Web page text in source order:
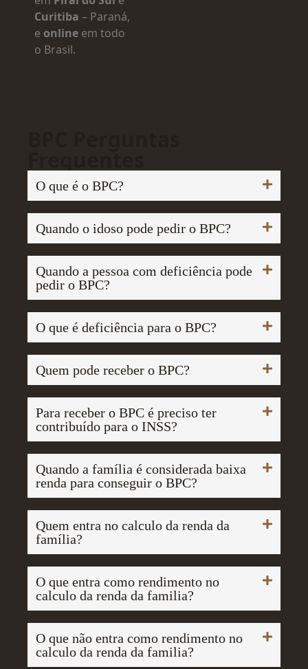
Curitiba – Paraná,
e online em todo
o Brasil.
O que é o BPC?
Quando o idoso pode pedir o BPC?
Quando a pessoa com deficiência pode
pedir o BPC?
O que é deficiência para o BPC?
Quem pode receber o BPC?
Para receber o BPC é preciso ter
contribuído para o INSS?
Quando a família é considerada baixa
renda para conseguir o BPC?
Quem entra no calculo da renda da
família?
O que entra como rendimento no
calculo da renda da familia?
O que não entra como rendimento no
calculo da renda da familia?